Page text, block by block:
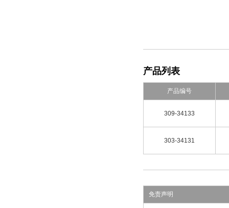
产品列表
产品编号
309-34133
303-34131
免责声明